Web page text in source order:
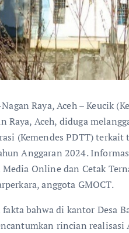
Raya, Aceh – Keucik
Raya, Aceh, diduga
(Kemendes PDTT)
Anggaran 2024.
Online dan Cetak
anggota GMOCT.
bahwa di kantor Desa
rincian realisasi